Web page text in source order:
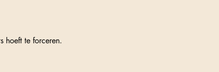
hoeft te forceren.